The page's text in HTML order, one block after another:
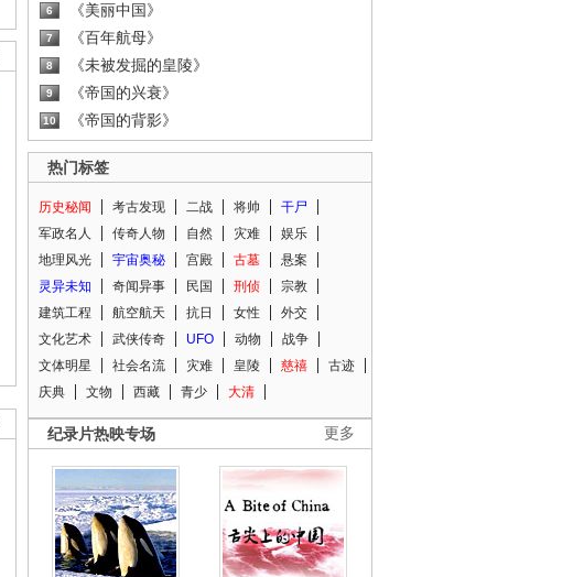
6 《美丽中国》
7 《百年航母》
8 《未被发掘的皇陵》
9 《帝国的兴衰》
10 《帝国的背影》
热门标签
历史秘闻 考古发现 二战 将帅
干尸
军政名人
传奇人物 自然 灾难
娱乐
地理风光
宇宙奥秘 宫殿 古墓
悬案
灵异未知
奇闻异事 民国 刑侦
宗教
建筑工程
航空航天 抗日 女性
外交
文化艺术
武侠传奇 UFO 动物
战争
文体明星
社会名流 灾难 皇陵 慈禧
古迹
庆典
文物 西藏 青少 大清
更多
纪录片热映专场